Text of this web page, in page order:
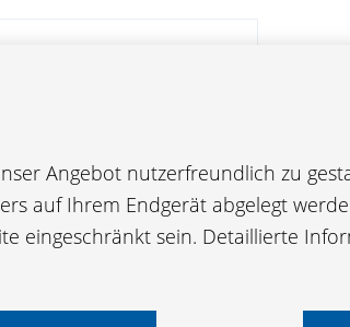
Angebot nutzerfreundlich zu
auf Ihrem Endgerät abgelegt
eingeschränkt sein. Detaillierte